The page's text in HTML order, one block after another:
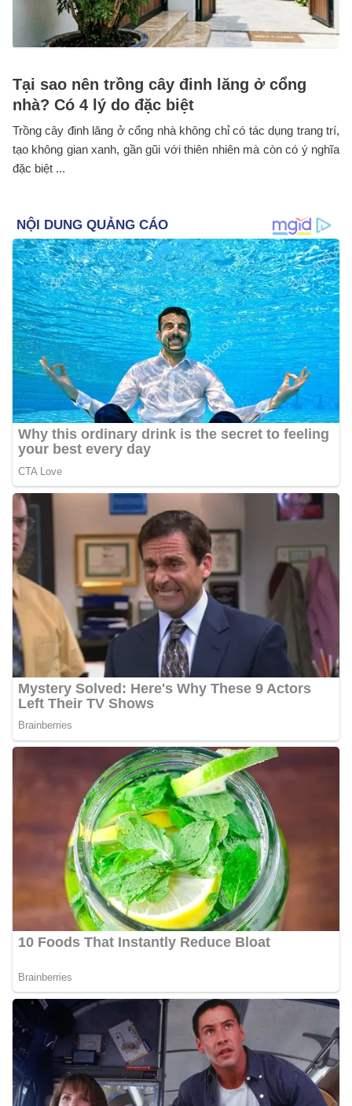
Tại sao nên trồng cây đinh lăng ở cổng
nhà? Có 4 lý do đặc biệt
Trồng cây đinh lăng ở cổng nhà không chỉ có tác dụng trang trí,
tạo không gian xanh, gần gũi với thiên nhiên mà còn có ý nghĩa
đặc biệt ...